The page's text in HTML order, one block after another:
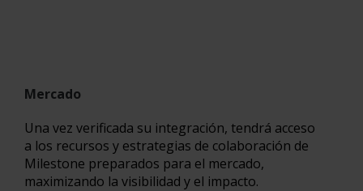
Mercado
Una vez verificada su integración, tendrá acceso
a los recursos y estrategias de colaboración de
Milestone preparados para el mercado,
maximizando la visibilidad y el impacto.